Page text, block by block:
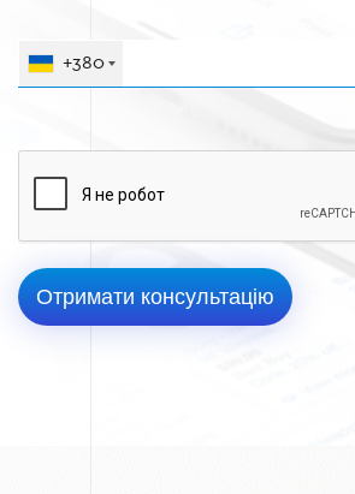
+380